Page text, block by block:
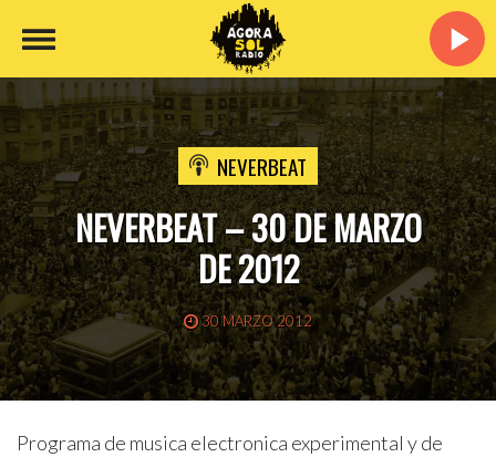
NEVERBEAT
NEVERBEAT – 30 DE MARZO
DE 2012
30 MARZO 2012
Programa de musica electronica experimental y de